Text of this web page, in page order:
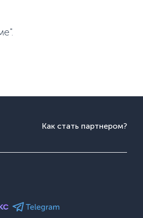
Как стать партнером?